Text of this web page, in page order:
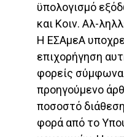
ϋπολογισμό
και Κοιν. Αλ-
Η ΕΣΑμεΑ
επιχορήγηση
φορείς σύμφωνα
προηγούμενο
ποσοστό
φορά από το